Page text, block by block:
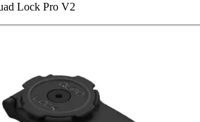
Lock Pro V2